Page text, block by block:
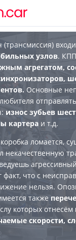
(трансмиссия)
узлов.
агрегатом,
Основные
износ зубьев
картера и т.д.
ломается,
некачественную
факт, что с
нельзя.
также
которых отнесём
скорости,